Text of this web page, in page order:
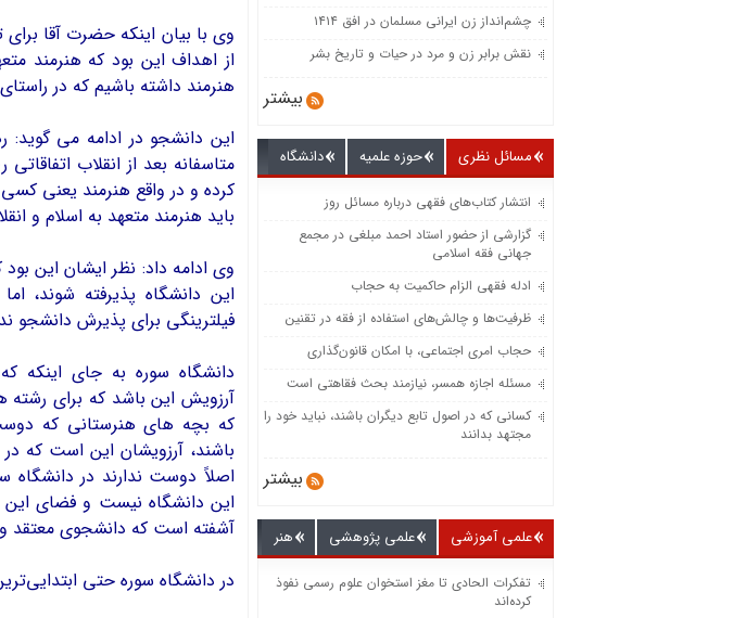
چشم‌انداز زن ایرانی مسلمان در افق ۱۴۱۴
نقش برابر زن و مرد در حیات و تاریخ بشر
بیشتر
مسائل نظری حوزه علمیه دانشگاه
انتشار کتاب‌های فقهی درباره مسائل روز
گزارشی از حضور استاد احمد مبلغی در مجمع
جهانی فقه اسلامی
ادله فقهی الزام حاکمیت به حجاب
ظرفیت‌‌ها و چالش‌‌های استفاده از فقه در تقنین
حجاب امری اجتماعی، با امکان قانون‌گذاری
مسئله اجازه همسر، نیازمند بحث فقاهتی است
کسانی که در اصول تابع دیگران باشند، نباید خود را
مجتهد بدانند
بیشتر
علمی آموزشی علمی پژوهشی هنر
تفکرات الحادی تا مغز استخوان علوم رسمی نفوذ
کرده‌اند
وي با بيان اينكه حضرت آقا
از اهداف اين بود كه هنرمند
هنرمند داشته باشيم كه در
متاسفانه بعد از انقلاب
كرده و در واقع هنرمند يعني كسي
بايد هنرمند متعهد به اسلام و
وي ادامه داد: نظر ايشان اين
اين دانشگاه پذيرفته شوند،
فيلترينگي براي پذيرش دانشجو
دانشگاه سوره به جاي اينكه
آرزويش اين باشد كه براي رشته
كه بچه هاي هنرستاني كه
باشند، آرزويشان اين است كه
اصلاً دوست ندارند در دانشگاه
اين دانشگاه نيست و فضاي
آشفته است كه دانشجوي معتقد
در دانشگاه سوره حتي